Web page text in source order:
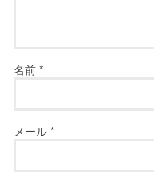
名前*
メール*